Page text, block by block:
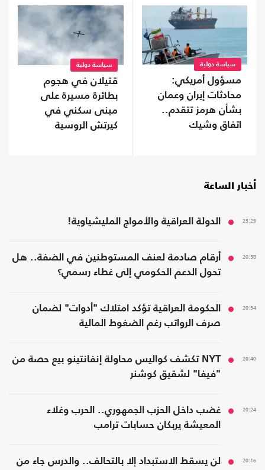
سياسة دولية
مسؤول أمريكي:
محادثات إيران وعمان
بشأن هرمز تتقدم..
اتفاق وشيك
سياسة دولية
قتيلان في هجوم
بطائرة مسيرة على
مبنى سكني في
كيرتش الروسية
أخبار الساعة
23:29 الدولة العراقية والأمواج المليشياوية!
20:58
أرقام صادمة لعنف المستوطنين في الضفة.. هل
تحول الدعم الحكومي إلى غطاء رسمي؟
20:54
الحكومة العراقية تؤكد امتلاك "أدوات" لضمان
صرف الرواتب رغم الضغوط المالية
20:40
NYT تكشف كواليس محاولة إنفانتينو بيع حصة من
"فيفا" لشقيق كوشنر
20:24
غضب داخل الحزب الجمهوري.. الحرب وغلاء
المعيشة يربكان حسابات ترامب
20:16
لن يسقط الاستبداد إلا بالتحالف.. والدرس جاء من